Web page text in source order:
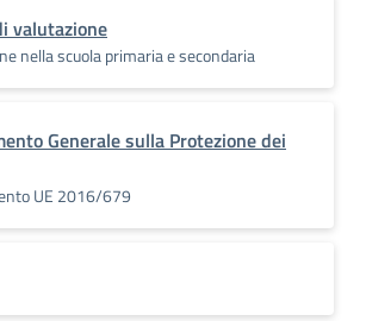
valutazione
nella scuola primaria e secondaria
Generale sulla Protezione dei
UE 2016/679